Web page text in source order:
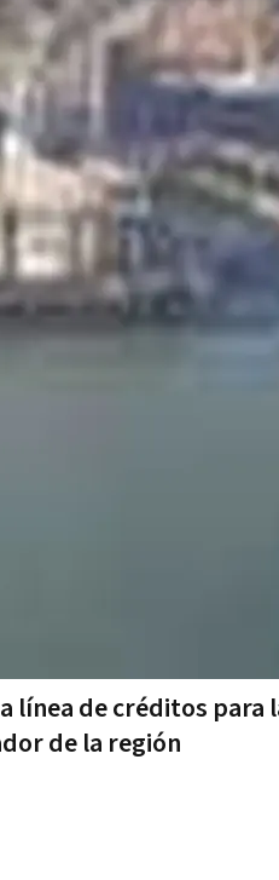
de créditos para
de la región